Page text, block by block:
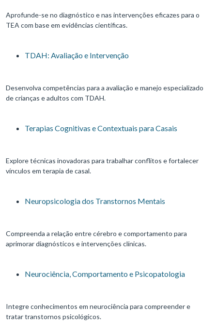
Aprofunde-se no diagnóstico e nas intervenções eficazes para o
TEA com base em evidências científicas.
TDAH: Avaliação e Intervenção
Desenvolva competências para a avaliação e manejo especializado
de crianças e adultos com TDAH.
Terapias Cognitivas e Contextuais para Casais
Explore técnicas inovadoras para trabalhar conflitos e fortalecer
vínculos em terapia de casal.
Neuropsicologia dos Transtornos Mentais
Compreenda a relação entre cérebro e comportamento para
aprimorar diagnósticos e intervenções clínicas.
Neurociência, Comportamento e Psicopatologia
Integre conhecimentos em neurociência para compreender e
tratar transtornos psicológicos.